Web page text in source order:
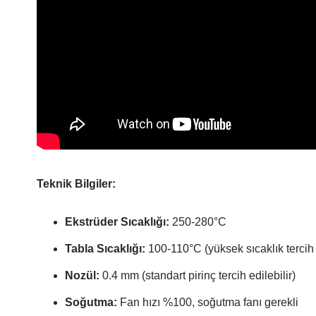
Teknik Bilgiler:
Ekstrüder Sıcaklığı: 250-280°C
Tabla Sıcaklığı: 100-110°C (yüksek sıcaklık
Nozül: 0.4 mm (standart pirinç tercih edilebilir)
Soğutma: Fan hızı %100, soğutma fanı gerekli